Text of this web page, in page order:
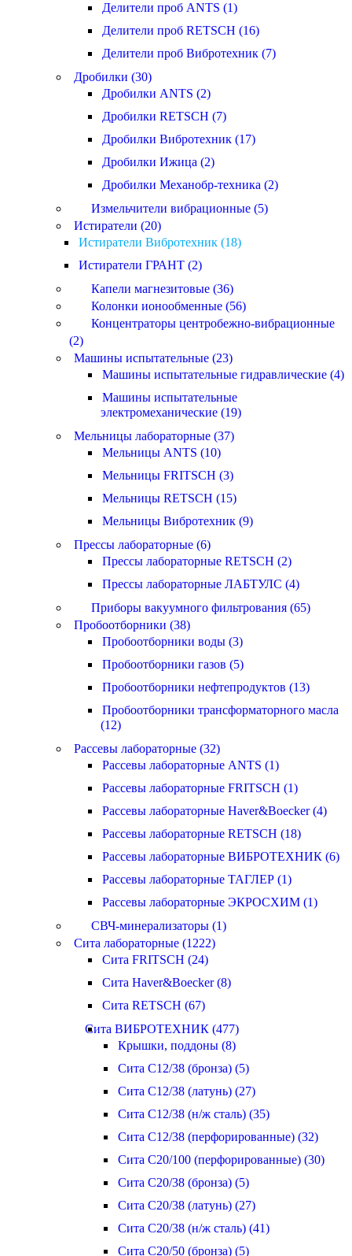
Делители проб ANTS (1)
Делители проб RETSCH (16)
Делители проб Вибротехник (7)
Дробилки (30)
Дробилки ANTS (2)
Дробилки RETSCH (7)
Дробилки Вибротехник (17)
Дробилки Ижица (2)
Дробилки Механобр-техника (2)
Измельчители вибрационные (5)
Истиратели (20)
Истиратели Вибротехник (18)
Истиратели ГРАНТ (2)
Капели магнезитовые (36)
Колонки ионообменные (56)
Концентраторы центробежно-вибрационные
(2)
Машины испытательные (23)
Машины испытательные гидравлические (4)
Машины испытательные
электромеханические (19)
Мельницы лабораторные (37)
Мельницы ANTS (10)
Мельницы FRITSCH (3)
Мельницы RETSCH (15)
Мельницы Вибротехник (9)
Прессы лабораторные (6)
Прессы лабораторные RETSCH (2)
Прессы лабораторные ЛАБТУЛС (4)
Приборы вакуумного фильтрования (65)
Пробоотборники (38)
Пробоотборники воды (3)
Пробоотборники газов (5)
Пробоотборники нефтепродуктов (13)
Пробоотборники трансформаторного масла
(12)
Рассевы лабораторные (32)
Рассевы лабораторные ANTS (1)
Рассевы лабораторные FRITSCH (1)
Рассевы лабораторные Haver&Boecker (4)
Рассевы лабораторные RETSCH (18)
Рассевы лабораторные ВИБРОТЕХНИК (6)
Рассевы лабораторные ТАГЛЕР (1)
Рассевы лабораторные ЭКРОСХИМ (1)
СВЧ-минерализаторы (1)
Сита лабораторные (1222)
Сита FRITSCH (24)
Сита Haver&Boecker (8)
Сита RETSCH (67)
Сита ВИБРОТЕХНИК (477)
Крышки, поддоны (8)
Сита С12/38 (бронза) (5)
Сита С12/38 (латунь) (27)
Сита С12/38 (н/ж сталь) (35)
Сита С12/38 (перфорированные) (32)
Сита С20/100 (перфорированные) (30)
Сита С20/38 (бронза) (5)
Сита С20/38 (латунь) (27)
Сита С20/38 (н/ж сталь) (41)
Сита С20/50 (бронза) (5)